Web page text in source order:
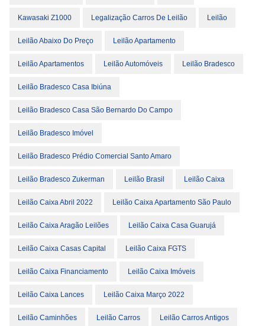
Kawasaki Z1000 Legalização Carros De Leilão Leilão
Leilão Abaixo Do Preço Leilão Apartamento
Leilão Apartamentos Leilão Automóveis Leilão Bradesco
Leilão Bradesco Casa Ibiúna
Leilão Bradesco Casa São Bernardo Do Campo
Leilão Bradesco Imóvel
Leilão Bradesco Prédio Comercial Santo Amaro
Leilão Bradesco Zukerman Leilão Brasil Leilão Caixa
Leilão Caixa Abril 2022 Leilão Caixa Apartamento São Paulo
Leilão Caixa Aragão Leilões Leilão Caixa Casa Guarujá
Leilão Caixa Casas Capital Leilão Caixa FGTS
Leilão Caixa Financiamento Leilão Caixa Imóveis
Leilão Caixa Lances Leilão Caixa Março 2022
Leilão Caminhões Leilão Carros Leilão Carros Antigos